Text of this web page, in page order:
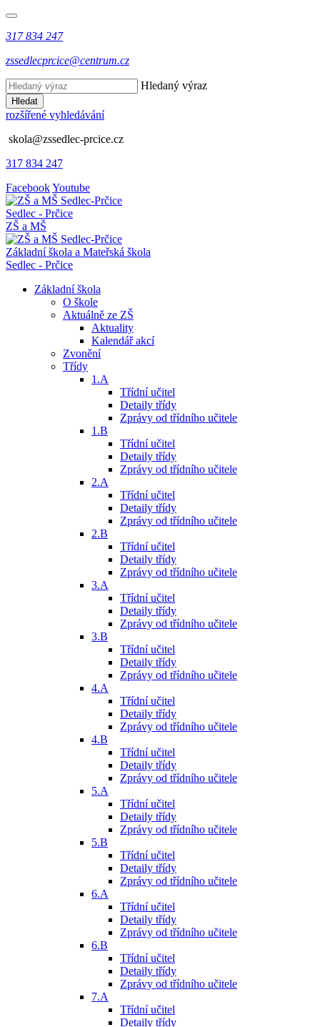
317 834 247
zssedlecprcice@centrum.cz
Hledaný výraz
Hledat
rozšířené vyhledávání
skola@zssedlec-prcice.cz
317 834 247
FacebookYoutube
Sedlec - Prčice
ZŠ a MŠ
Základní škola a Mateřská škola
Sedlec - Prčice
Základní škola
O škole
Aktuálně ze ZŠ
Aktuality
Kalendář akcí
Zvonění
Třídy
1.A
Třídní učitel
Detaily třídy
Zprávy od třídního učitele
1.B
Třídní učitel
Detaily třídy
Zprávy od třídního učitele
2.A
Třídní učitel
Detaily třídy
Zprávy od třídního učitele
2.B
Třídní učitel
Detaily třídy
Zprávy od třídního učitele
3.A
Třídní učitel
Detaily třídy
Zprávy od třídního učitele
3.B
Třídní učitel
Detaily třídy
Zprávy od třídního učitele
4.A
Třídní učitel
Detaily třídy
Zprávy od třídního učitele
4.B
Třídní učitel
Detaily třídy
Zprávy od třídního učitele
5.A
Třídní učitel
Detaily třídy
Zprávy od třídního učitele
5.B
Třídní učitel
Detaily třídy
Zprávy od třídního učitele
6.A
Třídní učitel
Detaily třídy
Zprávy od třídního učitele
6.B
Třídní učitel
Detaily třídy
Zprávy od třídního učitele
7.A
Třídní učitel
Detaily třídy